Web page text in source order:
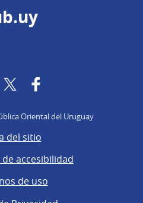
Twitter
Oriental del Uruguay
del sitio
accesibilidad
de uso